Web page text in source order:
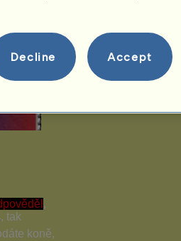
Decline Accept